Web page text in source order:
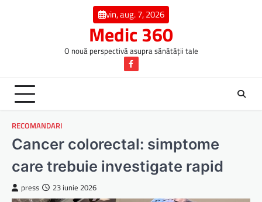
vin, aug. 7, 2026
Medic 360
O nouă perspectivă asupra sănătății tale
Facebook
RECOMANDARI
Cancer colorectal: simptome
care trebuie investigate rapid
press 23 iunie 2026